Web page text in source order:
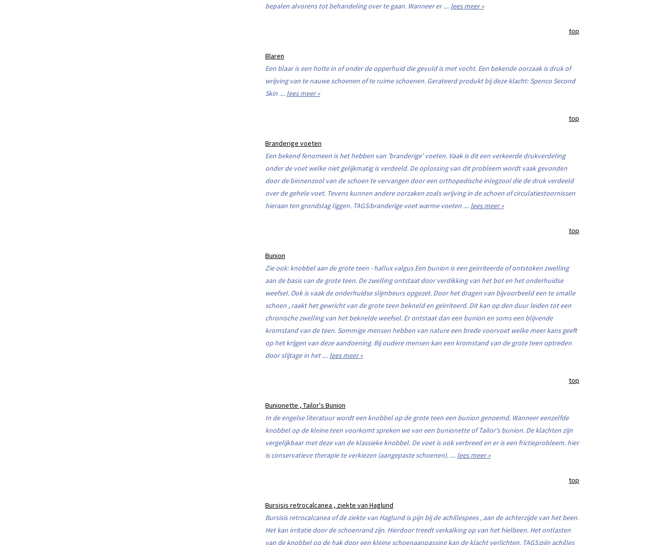
bepalen alvorens tot behandeling over te gaan. Wanneer er .... lees meer »
top
Blaren
Een blaar is een holte in of onder de opperhuid die gevuld is met vocht. Een bekende oorzaak is druk of
wrijving van te nauwe schoenen of te ruime schoenen. Gerateerd produkt bij deze klacht: Spenco Second
Skin .... lees meer »
top
Branderige voeten
Een bekend fenomeen is het hebben van 'branderige' voeten. Vaak is dit een verkeerde drukverdeling
onder de voet welke niet gelijkmatig is verdeeld. De oplossing van dit probleem wordt vaak gevonden
door de binnenzool van de schoen te vervangen door een orthopedische inlegzool die de druk verdeeld
over de gehele voet. Tevens kunnen andere oorzaken zoals wrijving in de schoen of circulatiestoornissen
hieraan ten grondslag liggen. TAGS:branderige voet warme voeten .... lees meer »
top
Bunion
Zie ook: knobbel aan de grote teen - hallux valgus Een bunion is een geïrriteerde of ontstoken zwelling
aan de basis van de grote teen. De zwelling ontstaat door verdikking van het bot en het onderhuidse
weefsel. Ook is vaak de onderhuidse slijmbeurs opgezet. Door het dragen van bijvoorbeeld een te smalle
schoen , raakt het gewricht van de grote teen bekneld en geïrriteerd. Dit kan op den duur leiden tot een
chronische zwelling van het beknelde weefsel. Er ontstaat dan een bunion en soms een blijvende
kromstand van de teen. Sommige mensen hebben van nature een brede voorvoet welke meer kans geeft
op het krijgen van deze aandoening. Bij oudere mensen kan een kromstand van de grote teen optreden
door slijtage in het .... lees meer »
top
Bunionette , Tailor's Bunion
In de engelse literatuur wordt een knobbel op de grote teen een bunion genoemd. Wanneer eenzelfde
knobbel op de kleine teen voorkomt spreken we van een bunionette of Tailor's bunion. De klachten zijn
vergelijkbaar met deze van de klassieke knobbel. De voet is ook verbreed en er is een frictieprobleem. hier
is conservatieve therapie te verkiezen (aangepaste schoenen). .... lees meer »
top
Bursisis retrocalcanea , ziekte van Haglund
Bursisis retrocalcanea of de ziekte van Haglund is pijn bij de achillespees , aan de achterzijde van het been.
Het kan irritatie door de schoenrand zijn. Hierdoor treedt verkalking op van het hielbeen. Het ontlasten
van de knobbel op de hak door een kleine schoenaanpassing kan de klacht verlichten. TAGS:pijn achilles